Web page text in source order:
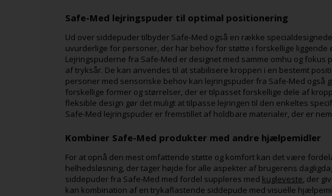
Safe-Med lejringspuder til optimal positionering
Ud over siddepuder tilbyder Safe-Med også en række
uvurderlige for personer, der har behov for støtte i forskellige
Lejringspuderne fra Safe-Med er designet med samme omhu og
af tryksår. De kan anvendes til at stabilisere kroppen i en bestemt
personer med sensoriske behov kan lejringspuder fra Safe-Med også
forskellige former og størrelser, der er tilpasset forskellige dele af
fleksible design gør det muligt at tilpasse lejringen til den enkeltes
Safe-Med lejringspuder er fremstillet af holdbare materialer, der er
Kombiner Safe-Med produkter med andre hjælpemidler
For at opnå den mest omfattende støtte og komfort kan det være
helhedsløsning, der tager højde for alle aspekter af brugerens
siddepuder fra Safe-Med med fordel suppleres med kugleveste, der
kan kombination af en trykaflastende siddepude med visuelle